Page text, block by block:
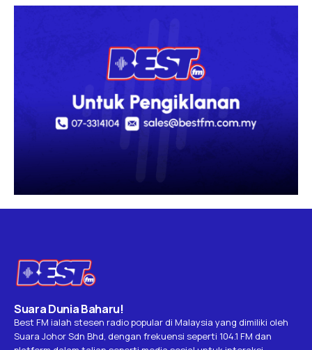
Suara Dunia Baharu!
Best FM ialah stesen radio popular di Malaysia yang dimiliki oleh
Suara Johor Sdn Bhd, dengan frekuensi seperti 104.1 FM dan